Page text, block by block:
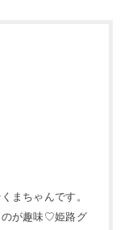
まちゃんです。
のが趣味♡姫路グ